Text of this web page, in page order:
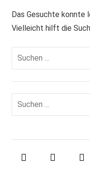
Das Gesuchte konnte
Vielleicht hilft die
Suchen
nach:
Suchen
nach: